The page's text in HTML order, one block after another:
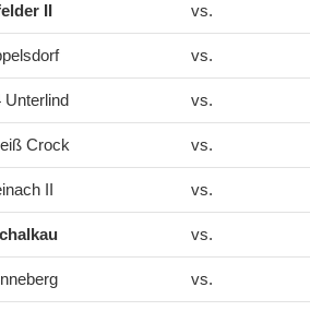
II vs.
vs.
Unterlind vs.
Crock vs.
II vs.
vs.
vs.